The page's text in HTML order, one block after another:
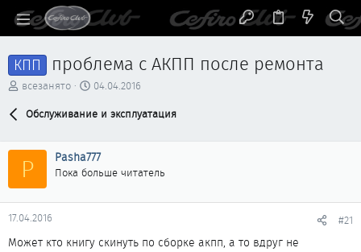
КПП проблема с АКПП после ремонта
А
т
е
м
ы
всезанято
Д
т
а
ч
л
04.04.2016
Обслуживание и эксплуатация
P Pasha777
Пока больше читатель
17.04.2016 #21
Может кто книгу скинуть по сборке акпп, а то вдруг не